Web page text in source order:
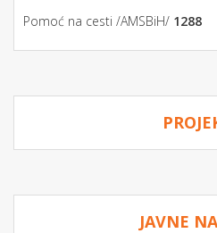
Pomoć na cesti /AMSBiH/ 1288
JAVNE